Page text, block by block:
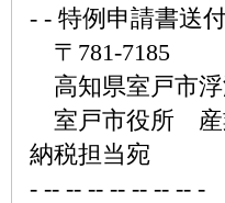
- - 特例申請書送
〒781-7185
高知県室戸市浮
室戸市役所 産
納税担当宛
- -- -- -- -- -- -- -- -